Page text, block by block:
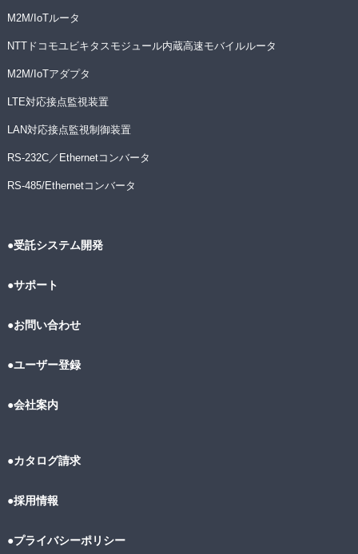
M2M/IoTルータ
NTTドコモユビキタスモジュール内蔵高速モバイルルータ
M2M/IoTアダプタ
LTE対応接点監視装置
LAN対応接点監視制御装置
RS-232C／Ethernetコンバータ
RS-485/Ethernetコンバータ
●受託システム開発
●サポート
●お問い合わせ
●ユーザー登録
●会社案内
●カタログ請求
●採用情報
●プライバシーポリシー